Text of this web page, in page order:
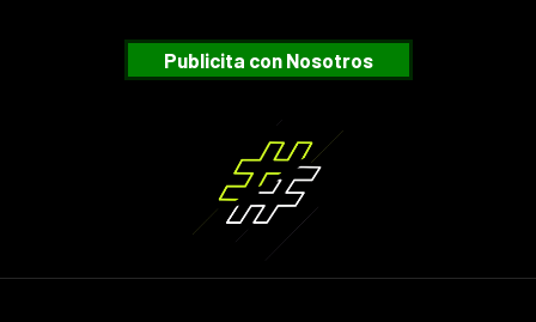
Publicita con Nosotros